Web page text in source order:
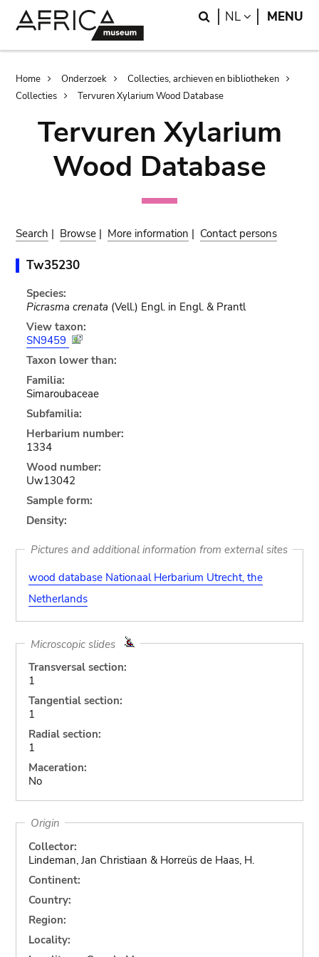
Search
NL LANGUAGE
MENU
Breadcrumb
Home Onderzoek
Collecties, archieven en bibliotheken
Collecties
Tervuren Xylarium Wood Database
Tervuren Xylarium
Wood Database
Search | Browse | More information | Contact persons
Tw35230
Species:
Picrasma crenata (Vell.) Engl. in Engl. & Prantl
View taxon:
SN9459
Taxon lower than:
Familia:
Simaroubaceae
Subfamilia:
Herbarium number:
1334
Wood number:
Uw13042
Sample form:
Density:
Pictures and additional information from external sites
wood database Nationaal Herbarium Utrecht, the
Netherlands
Microscopic slides
Transversal section:
1
Tangential section:
1
Radial section:
1
Maceration:
No
Origin
Collector:
Lindeman, Jan Christiaan & Horreüs de Haas, H.
Continent:
Country:
Region:
Locality: